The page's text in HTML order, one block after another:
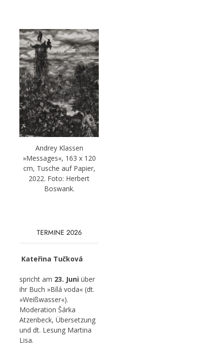
Andrey Klassen
»Messages«, 163 x 120
cm, Tusche auf Papier,
2022. Foto: Herbert
Boswank.
TERMINE 2026
Kateřina Tučková
spricht am 23. Juni über
ihr Buch »Bílá voda« (dt.
»Weißwasser«).
Moderation Šárka
Atzenbeck, Übersetzung
und dt. Lesung Martina
Lisa.